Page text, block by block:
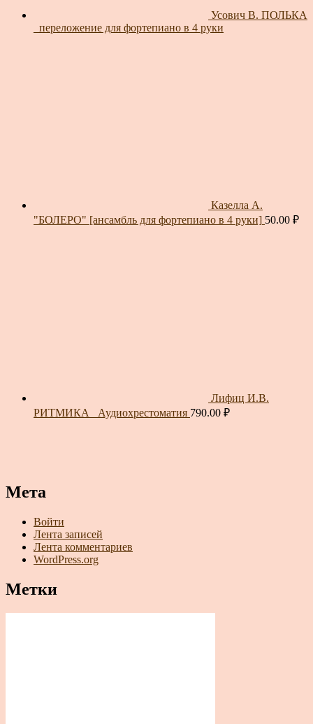
Усович В. ПОЛЬКА
_переложение для фортепиано в 4 руки
Казелла А.
"БОЛЕРО" [ансамбль для фортепиано в 4 руки] 50.00 ₽
Лифиц И.В.
РИТМИКА_ Аудиохрестоматия 790.00 ₽
Мета
Войти
Лента записей
Лента комментариев
WordPress.org
Метки